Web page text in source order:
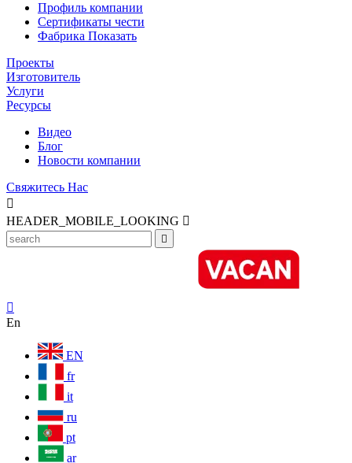
Профиль компании
Сертификаты чести
Фабрика Показать
Проекты
Изготовитель
Услуги
Ресурсы
Видео
Блог
Новости компании
Свяжитесь Нас

HEADER_MOBILE_LOOKING 


En
EN
fr
it
ru
pt
ar